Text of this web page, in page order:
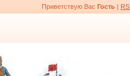
Приветствую Вас Гость |